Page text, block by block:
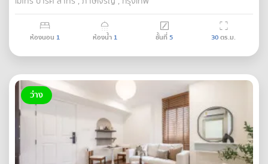
ห้องนอน 1 ห้องน้ำ 1 ชั้นที่5 30ตร.ม.
ว่าง